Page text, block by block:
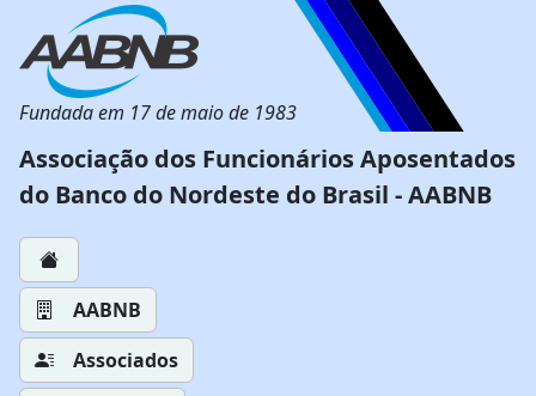
Fundada em 17 de maio de 1983
Associação dos Funcionários Aposentados
do Banco do Nordeste do Brasil - AABNB
AABNB
Associados